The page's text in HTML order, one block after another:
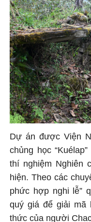
Dự án được Viện
chủng học
thí nghiệm Nghiên
hiện. Theo các
phức hợp nghi lễ”
quý giá để giải mã
thức của người